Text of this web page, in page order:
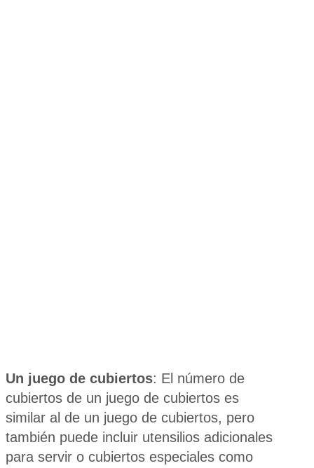
Un juego de cubiertos: El número de
cubiertos de un juego de cubiertos es
similar al de un juego de cubiertos, pero
también puede incluir utensilios adicionales
para servir o cubiertos especiales como